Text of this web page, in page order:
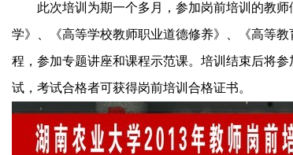
此次培训为期一个多月，参加岗前培训的教
学》、《高等学校教师职业道德修养》、《高等
程，参加专题讲座和课程示范课。培训结束后将
试，考试合格者可获得岗前培训合格证书。